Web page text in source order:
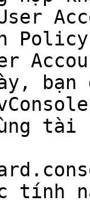
bạn
tài
tính